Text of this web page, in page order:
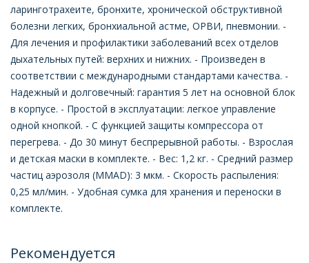
ларинготрахеите, бронхите, хронической обструктивной
болезни легких, бронхиальной астме, ОРВИ, пневмонии. -
Для лечения и профилактики заболеваний всех отделов
дыхательных путей: верхних и нижних. - Произведен в
соответствии с международными стандартами качества. -
Надежный и долговечный: гарантия 5 лет на основной блок
в корпусе. - Простой в эксплуатации: легкое управление
одной кнопкой. - С функцией защиты компрессора от
перегрева. - До 30 минут беспрерывной работы. - Взрослая
и детская маски в комплекте. - Вес: 1,2 кг. - Средний размер
частиц аэрозоля (MMAD): 3 мкм. - Скорость распыления:
0,25 мл/мин. - Удобная сумка для хранения и переноски в
комплекте.
Рекомендуется